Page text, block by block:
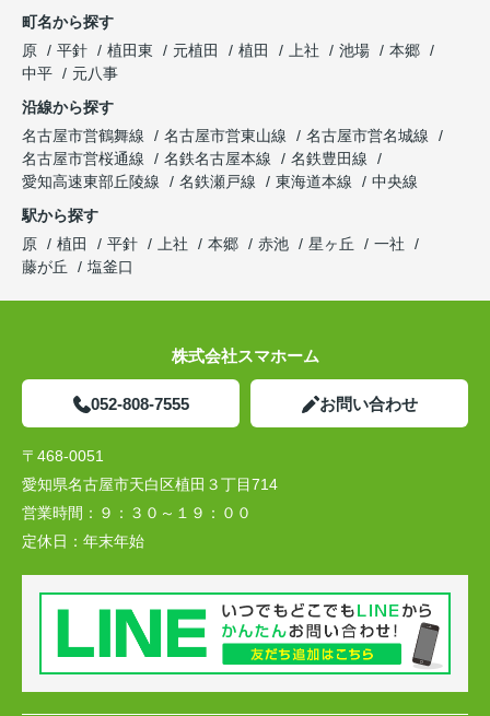
町名から探す
原
平針 植田東 元植田 植田 上社 池場
本郷
中平
元八事
沿線から探す
名古屋市営鶴舞線
名古屋市営東山線
名古屋市営名城線
名古屋市営桜通線
名鉄名古屋本線
名鉄豊田線
愛知高速東部丘陵線
名鉄瀬戸線 東海道本線
中央線
駅から探す
原
植田 平針 上社 本郷 赤池 星ヶ丘
一社
藤が丘
塩釜口
株式会社スマホーム
052-808-7555 お問い合わせ
〒468-0051
愛知県名古屋市天白区植田３丁目714
営業時間： ９：３０～１９：００
定休日： 年末年始